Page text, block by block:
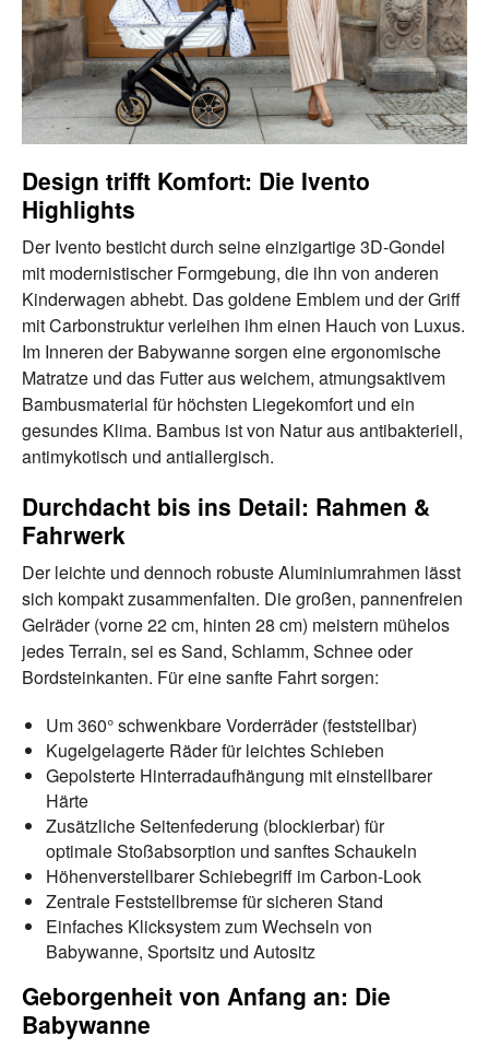
Design trifft Komfort: Die Ivento
Highlights
Der Ivento besticht durch seine einzigartige 3D-Gondel
mit modernistischer Formgebung, die ihn von anderen
Kinderwagen abhebt. Das goldene Emblem und der Griff
mit Carbonstruktur verleihen ihm einen Hauch von Luxus.
Im Inneren der Babywanne sorgen eine ergonomische
Matratze und das Futter aus weichem, atmungsaktivem
Bambusmaterial für höchsten Liegekomfort und ein
gesundes Klima. Bambus ist von Natur aus antibakteriell,
antimykotisch und antiallergisch.
Durchdacht bis ins Detail: Rahmen &
Fahrwerk
Der leichte und dennoch robuste Aluminiumrahmen lässt
sich kompakt zusammenfalten. Die großen, pannenfreien
Gelräder (vorne 22 cm, hinten 28 cm) meistern mühelos
jedes Terrain, sei es Sand, Schlamm, Schnee oder
Bordsteinkanten. Für eine sanfte Fahrt sorgen:
Um 360° schwenkbare Vorderräder (feststellbar)
Kugelgelagerte Räder für leichtes Schieben
Gepolsterte Hinterradaufhängung mit einstellbarer
Härte
Zusätzliche Seitenfederung (blockierbar) für
optimale Stoßabsorption und sanftes Schaukeln
Höhenverstellbarer Schiebegriff im Carbon-Look
Zentrale Feststellbremse für sicheren Stand
Einfaches Klicksystem zum Wechseln von
Babywanne, Sportsitz und Autositz
Geborgenheit von Anfang an: Die
Babywanne